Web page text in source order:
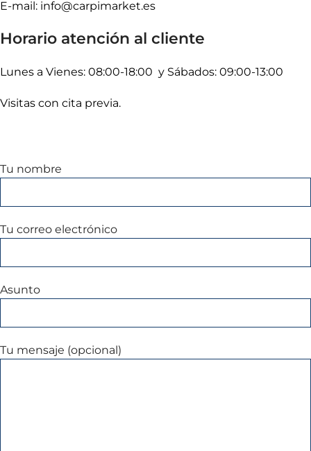
E-mail: info@carpimarket.es
Horario atención al cliente
Lunes a Vienes: 08:00-18:00 y Sábados: 09:00-13:00
Visitas con cita previa.
Tu nombre
Tu correo electrónico
Asunto
Tu mensaje (opcional)